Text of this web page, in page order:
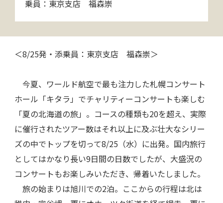
乗員：東京支店 福森崇
＜8/25発・添乗員：東京支店 福森崇＞
今夏、ワールド航空で最も注力した札幌コンサート
ホール「キタラ」でチャリティーコンサートも楽しむ
「夏の北海道の旅」。コースの種類も20を超え、実際
に催行されたツアー数はそれ以上に及ぶ壮大なシリー
ズの中でトップを切って8/25（水）に出発。国内旅行
としてはかなり長い9日間の日数でしたが、大盛況の
コンサートもお楽しみいただき、帰着いたしました。
旅の始まりは旭川での2泊。ここからの行程は北は